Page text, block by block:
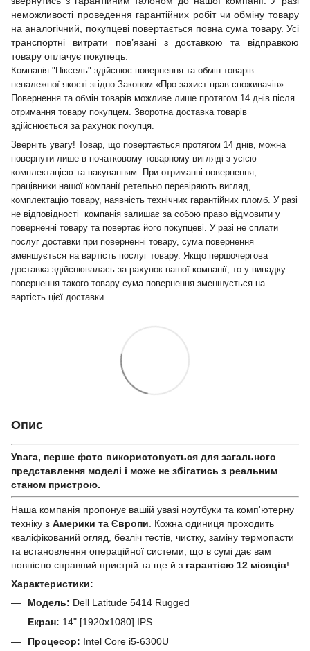
неможливості проведення гарантійних робіт чи обміну товару
на аналогічний, покупцеві повертається повна сума товару. Усі
транспортні витрати пов’язані з доставкою та відправкою
товару оплачує покупець.
Компанія "Піксель" здійснює повернення та обмін товарів
неналежної якості згідно Законом «Про захист прав споживачів».
Повернення та обмін товарів можливе лише протягом 14 днів після
отримання товару покупцем. Зворотна доставка товарів
здійснюється за рахунок покупця.
Зверніть увагу! Товар, що повертається протягом 14 днів, можна
повернути лише в початковому товарному вигляді з усією
комплектацією та пакуванням. При отриманні повернення,
працівники нашої компанії ретельно перевіряють вигляд,
комплектацію товару, наявність технічних гарантійних пломб. У разі
не відповідності компанія залишає за собою право відмовити у
поверненні товару та повертає його покупцеві. У разі не сплати
послуг доставки при поверненні товару, сума повернення
зменшується на вартість послуг товару. Якщо першочергова
доставка здійснювалась за рахунок нашої компанії, то у випадку
повернення такого товару сума повернення зменшується на
вартість цієї доставки.
Опис
Увага, перше фото використовується для загального
представлення моделі і може не збігатись з реальним
станом приcтрою.
Наша компанія пропонує вашій увазі ноутбуки та комп'ютерну
техніку з Америки та Європи . Кожна одиниця проходить
кваліфікований огляд, безліч тестів, чистку, заміну термопасти
та встановлення операційної системи, що в сумі дає вам
повністю справний пристрій та ще й з гарантією 12 місяців!
Характеристики:
Модель: Dell Latitude 5414 Rugged
Екран: 14" [1920x1080] IPS
Процесор: Intel Core i5-6300U